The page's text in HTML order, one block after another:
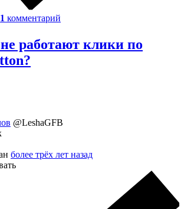
1 комментарий
работают клики по
@LeshaGFB
более трёх лет назад